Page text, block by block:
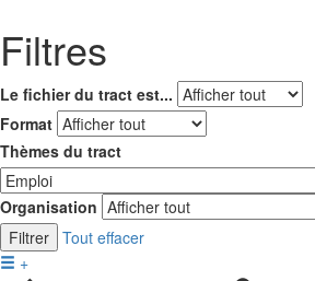
Filtres
Le fichier du tract est...
Format
Thèmes du tract
Organisation
Filtrer Tout effacer
+